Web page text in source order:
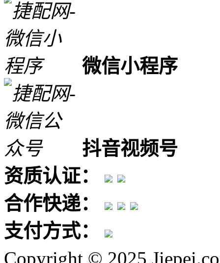
微信小程序
抖音视频号
资质认证：
合作快递：
支付方式：
Copyright © 2025